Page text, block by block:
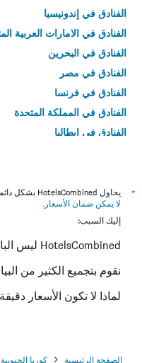
الفنادق في إندونيسيا
الفنادق في الامارات العربية
الفنادق في البحرين
الفنادق في مصر
الفنادق في فرنسا
الفنادق في المملكة المتحدة
الفنادق في إيطاليا
*
يحاول HotelsCombined بشكل دائم الحصول على الأسعار الدقيقة، ولكن
لا يمكن ضمان الأسعار .
إليك السبب:
HotelsCombined ليس البائع
نقوم بتجميع الكثير من
لماذا لا تكون الأسعار دقيقة
الصفحة الرئيسية كوريا الجنوبية